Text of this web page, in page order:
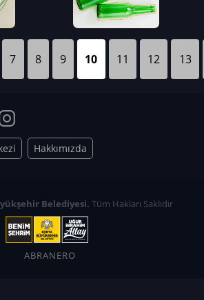
7 8 9 10 11 12 13
Hakkımızda
Belediyesi. Tüm Hakları Saklıdır
ABRANERO